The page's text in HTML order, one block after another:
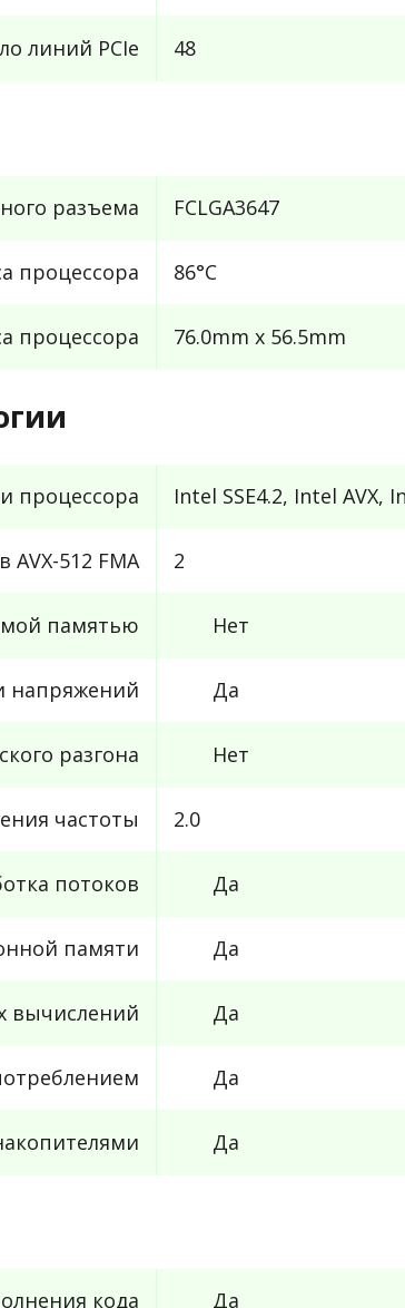
линий PCIe 48
разъема FCLGA3647
процессора 86°C
процессора 76.0mm x 56.5mm
процессора Intel SSE4.2, Intel AVX,
AVX-512 FMA 2
памятью Нет
напряжений Да
разгона Нет
частоты 2.0
потоков Да
памяти Да
вычислений Да
Да
Да
кода Да